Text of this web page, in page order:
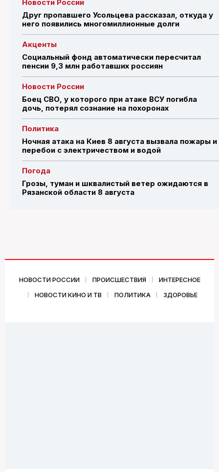
Новости России
Друг пропавшего Усольцева рассказал, откуда у
него появились многомиллионные долги
Акценты
Социальный фонд автоматически пересчитал
пенсии 9,3 млн работавших россиян
Новости России
Боец СВО, у которого при атаке ВСУ погибла
дочь, потерял сознание на похоронах
Политика
Ночная атака на Киев 8 августа вызвала пожары и
перебои с электричеством и водой
Погода
Грозы, туман и шквалистый ветер ожидаются в
Рязанской области 8 августа
НОВОСТИ РОССИИ ПРОИСШЕСТВИЯ
ИНТЕРЕСНОЕ
НОВОСТИ КИНО И ТВ
ПОЛИТИКА ЗДОРОВЬЕ